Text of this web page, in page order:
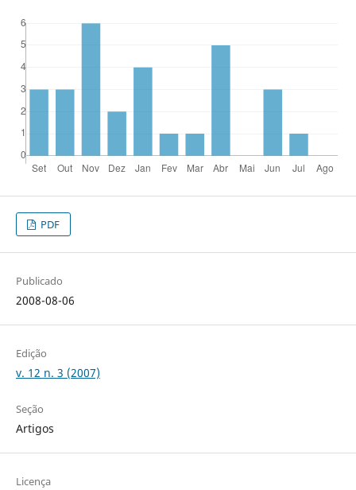
PDF
Publicado
2008-08-06
Edição
v. 12 n. 3 (2007)
Seção
Artigos
Licença